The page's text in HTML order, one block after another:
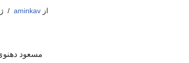
ازaminkav
مسعود